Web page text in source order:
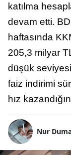
katılma
devam etti.
haftasında
205,3 milyar
düşük
faiz indirimi
hız
Nur